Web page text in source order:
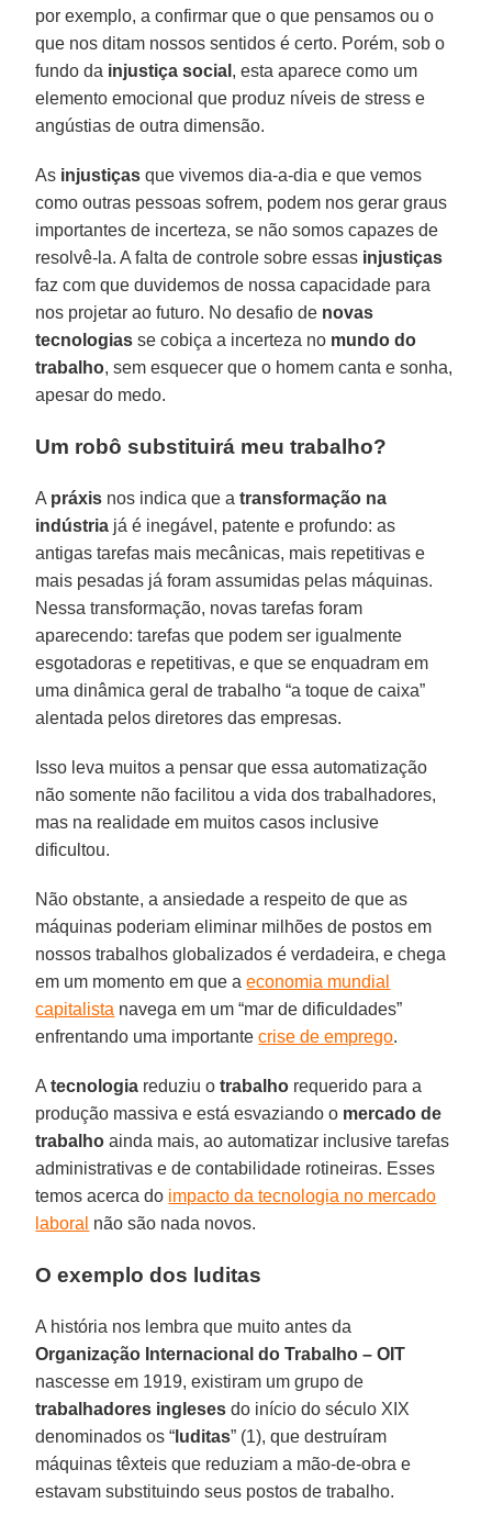
por exemplo, a confirmar que o que pensamos ou o
que nos ditam nossos sentidos é certo. Porém, sob o
fundo da injustiça social , esta aparece como um
elemento emocional que produz níveis de stress e
angústias de outra dimensão.
As injustiças que vivemos dia-a-dia e que vemos
como outras pessoas sofrem, podem nos gerar graus
importantes de incerteza, se não somos capazes de
resolvê-la. A falta de controle sobre essas injustiças
faz com que duvidemos de nossa capacidade para
nos projetar ao futuro. No desafio de novas
tecnologias se cobiça a incerteza no mundo do
trabalho, sem esquecer que o homem canta e sonha,
apesar do medo.
Um robô substituirá meu trabalho?
A práxis nos indica que atransformação na
indústria já é inegável, patente e profundo: as
antigas tarefas mais mecânicas, mais repetitivas e
mais pesadas já foram assumidas pelas máquinas.
Nessa transformação, novas tarefas foram
aparecendo: tarefas que podem ser igualmente
esgotadoras e repetitivas, e que se enquadram em
uma dinâmica geral de trabalho “a toque de caixa”
alentada pelos diretores das empresas.
Isso leva muitos a pensar que essa automatização
não somente não facilitou a vida dos trabalhadores,
mas na realidade em muitos casos inclusive
dificultou.
Não obstante, a ansiedade a respeito de que as
máquinas poderiam eliminar milhões de postos em
nossos trabalhos globalizados é verdadeira, e chega
em um momento em que aeconomia mundial
capitalista navega em um “mar de dificuldades”
enfrentando uma importantecrise de emprego.
Atecnologia reduziu otrabalho requerido para a
produção massiva e está esvaziando o mercado de
trabalho ainda mais, ao automatizar inclusive tarefas
administrativas e de contabilidade rotineiras. Esses
temos acerca do impacto da tecnologia no mercado
laboral não são nada novos.
O exemplo dos luditas
A história nos lembra que muito antes da
Organização Internacional do Trabalho – OIT
nascesse em 1919, existiram um grupo de
trabalhadores ingleses do início do século XIX
denominados os “ luditas” (1), que destruíram
máquinas têxteis que reduziam a mão-de-obra e
estavam substituindo seus postos de trabalho.